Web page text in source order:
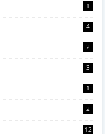
1
4
2
3
1
2
12